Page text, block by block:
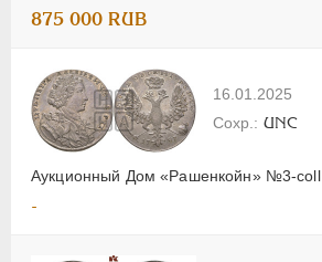
875 000 RUB
16.01.2025
Аукционный Дом «Рашенкойн» №3-coll
UNC
-